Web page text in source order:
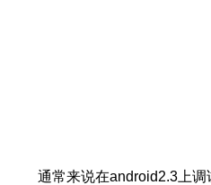
通常来说在android2.3上